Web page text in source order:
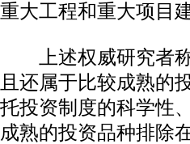
重大工程和重大项目
上述权威研究者称
且还属于比较成熟的
托投资制度的科学性
成熟的投资品种排除